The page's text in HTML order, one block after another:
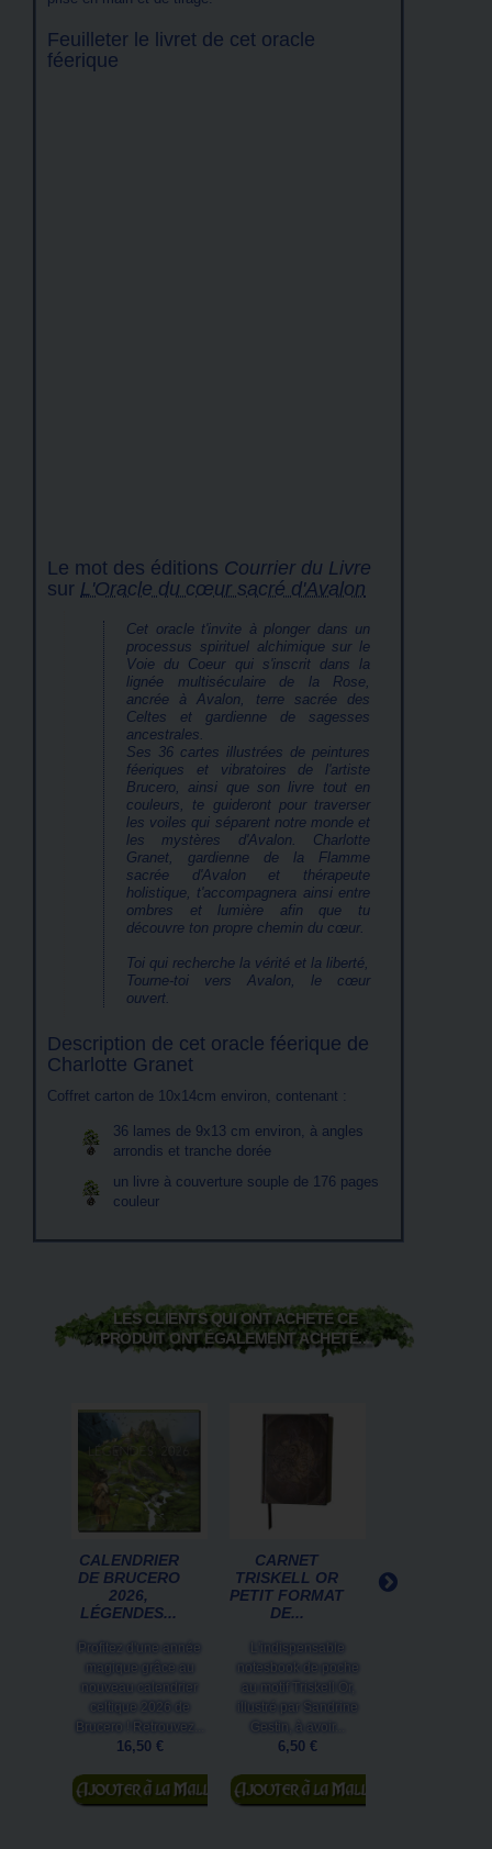
Feuilleter le livret de cet oracle
féerique
Le mot des éditions Courrier du Livre
sur L'Oracle du cœur sacré d'Avalon
Cet oracle t'invite à plonger dans un
processus spirituel alchimique sur le
Voie du Coeur qui s'inscrit dans la
lignée multiséculaire de la Rose,
ancrée à Avalon, terre sacrée des
Celtes et gardienne de sagesses
ancestrales.
Ses 36 cartes illustrées de peintures
féeriques et vibratoires de l'artiste
Brucero, ainsi que son livre tout en
couleurs, te guideront pour traverser
les voiles qui séparent notre monde et
les mystères d'Avalon. Charlotte
Granet, gardienne de la Flamme
sacrée d'Avalon et thérapeute
holistique, t'accompagnera ainsi entre
ombres et lumière afin que tu
découvre ton propre chemin du cœur.
Toi qui recherche la vérité et la liberté,
Tourne-toi vers Avalon, le cœur
ouvert.
Description de cet oracle féerique de
Charlotte Granet
Coffret carton de 10x14cm environ, contenant :
36 lames de 9x13 cm environ, à angles
arrondis et tranche dorée
un livre à couverture souple de 176 pages
couleur
LES CLIENTS QUI ONT ACHETÉ CE
PRODUIT ONT ÉGALEMENT ACHETÉ...
CALENDRIER
DE BRUCERO
2026,
LÉGENDES...
Profitez d'une année
magique grâce au
nouveau calendrier
celtique 2026 de
Brucero ! Retrouvez...
16,50 €
Ajouter au
panier
CARNET
TRISKELL OR
PETIT FORMAT
DE...
L'indispensable
notesbook de poche
au motif Triskell Or,
illustré par Sandrine
Gestin, à avoir...
6,50 €
Ajouter au
panier